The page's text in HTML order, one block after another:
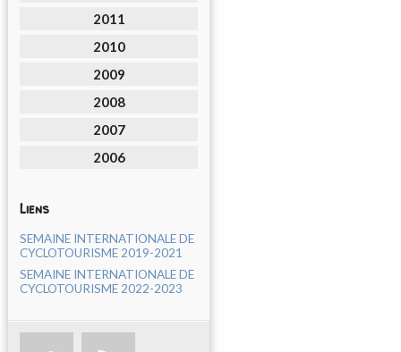
2011
2010
2009
2008
2007
2006
Liens
SEMAINE INTERNATIONALE DE
CYCLOTOURISME 2019-2021
SEMAINE INTERNATIONALE DE
CYCLOTOURISME 2022-2023